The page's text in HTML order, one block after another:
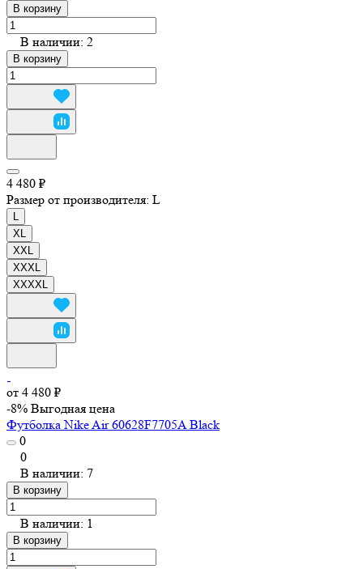
В корзину
В наличии: 2
В корзину
4 480 ₽
Размер от производителя: L
XL
XXL
XXXL
XXXXL
от 4 480 ₽
-8% Выгодная цена
Футболка Nike Air 60628F7705A Black
0
0
В наличии: 7
В корзину
В наличии: 1
В корзину